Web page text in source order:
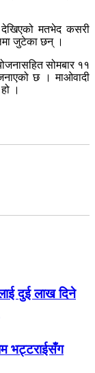
देखिएको मतभेद कसरी
जुटेका छन् ।
सोमबार ११
छ । माओवादी
।
दुई लाख दिने
भट्टराईसँग